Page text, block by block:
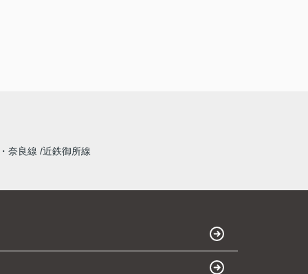
奈良線 近鉄御所線